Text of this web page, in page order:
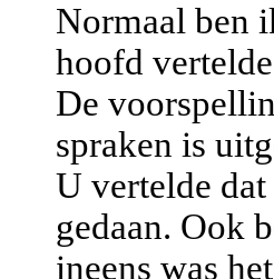
Normaal ben
hoofd
De
spraken is
U vertelde
gedaan. Ook
ineens was